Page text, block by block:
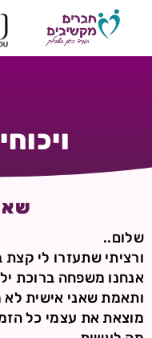
שלום..
ורציתי שתעזרו לי
אנחנו משפחה ברוכת
ותאמת שאני אישית
מוצאת את עצמי כל